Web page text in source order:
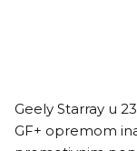
Geely Starray u
GF+ opremom